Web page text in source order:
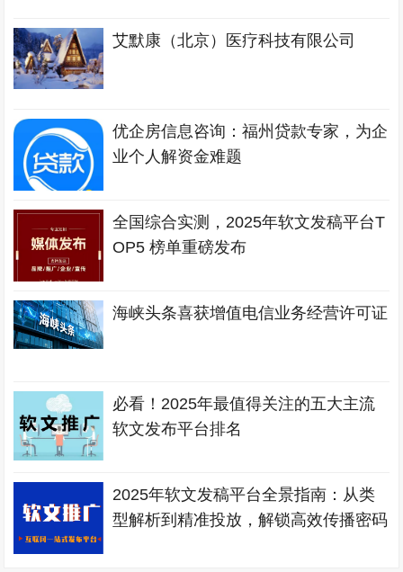
艾默康（北京）医疗科技有限公司
优企房信息咨询：福州贷款专家，为企
业个人解资金难题
全国综合实测，2025年软文发稿平台T
OP5 榜单重磅发布
海峡头条喜获增值电信业务经营许可证
必看！2025年最值得关注的五大主流
软文发布平台排名
2025年软文发稿平台全景指南：从类
型解析到精准投放，解锁高效传播密码